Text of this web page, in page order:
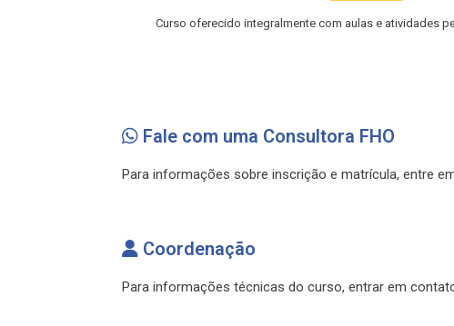
Curso oferecido integralmente com aulas e atividades
Fale com uma Consultora FHO
Para informações sobre inscrição e matrícula, entre
Coordenação
Para informações técnicas do curso, entrar em